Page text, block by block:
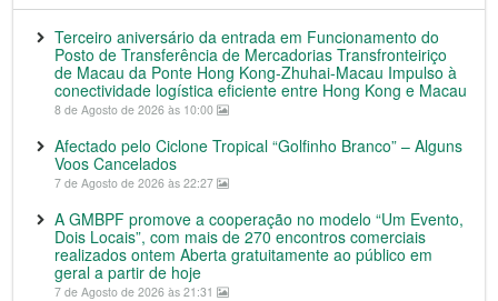
Terceiro aniversário da entrada em Funcionamento do
Posto de Transferência de Mercadorias Transfronteiriço
de Macau da Ponte Hong Kong-Zhuhai-Macau Impulso à
conectividade logística eficiente entre Hong Kong e Macau
8 de Agosto de 2026 às 10:00
Afectado pelo Ciclone Tropical “Golfinho Branco” – Alguns
Voos Cancelados
7 de Agosto de 2026 às 22:27
A GMBPF promove a cooperação no modelo “Um Evento,
Dois Locais”, com mais de 270 encontros comerciais
realizados ontem Aberta gratuitamente ao público em
geral a partir de hoje
7 de Agosto de 2026 às 21:31